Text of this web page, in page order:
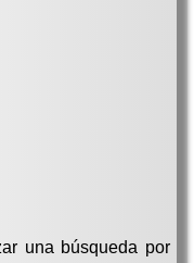
una búsqueda por